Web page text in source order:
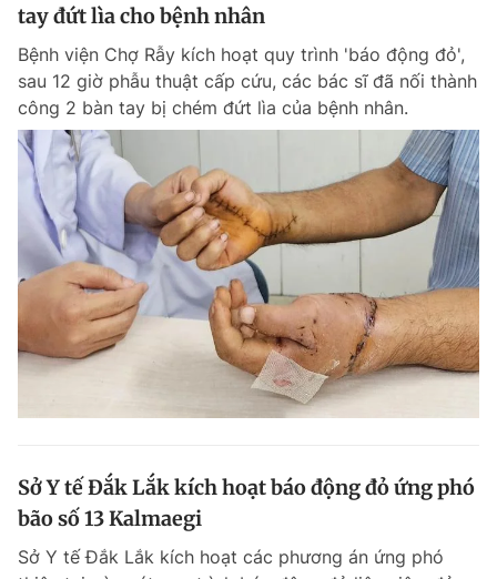
tay đứt lìa cho bệnh nhân
Bệnh viện Chợ Rẫy kích hoạt quy trình 'báo động đỏ',
sau 12 giờ phẫu thuật cấp cứu, các bác sĩ đã nối thành
công 2 bàn tay bị chém đứt lìa của bệnh nhân.
Sở Y tế Đắk Lắk kích hoạt báo động đỏ ứng phó
bão số 13 Kalmaegi
Sở Y tế Đắk Lắk kích hoạt các phương án ứng phó